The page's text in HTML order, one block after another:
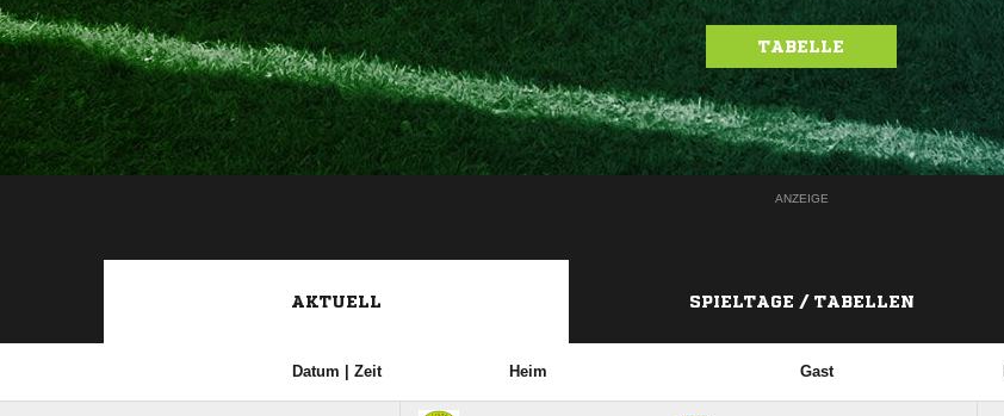
TABELLE
ANZEIGE
AKTUELL SPIELTAGE / TABELLEN
Datum | Zeit Heim Gast